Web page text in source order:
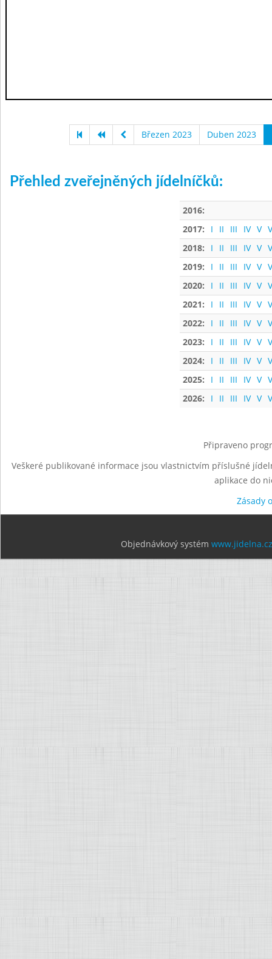
Březen 2023 Duben 2023
Přehled zveřejněných jídelníčků:
2016:
2017:
I II III IV V
2018:
I II III IV V
2019:
I II III IV V
2020:
I II III IV V
2021:
I II III IV V
2022:
I II III IV V
2023:
I II III IV V
2024:
I II III IV V
2025:
I II III IV V
2026:
I II III IV V
Připraveno
Veškeré publikované informace jsou vlastnictvím příslušné
aplikace do
Zásady
Objednávkový systém www.jidelna.cz